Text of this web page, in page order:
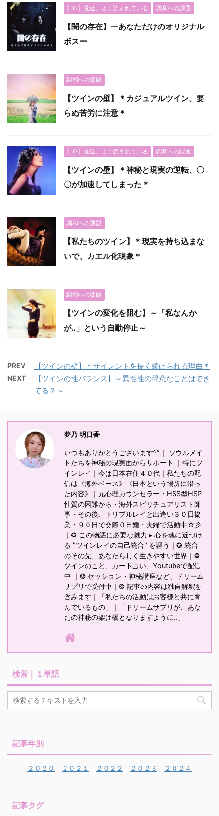
〖☪︎〗最近、よく読まれている 調和への課題
【闇の存在】ーあなただけのオリジナル
ボスー
調和への課題
【ツインの壁】＊カジュアルツイン、要
らぬ苦労に注意＊
〖☪︎〗最近、よく読まれている 調和への課題
【ツインの壁】＊神秘と現実の逆転、〇
〇が加速してしまった＊
調和への課題
【私たちのツイン】＊現実を持ち込まな
いで、カエル化現象＊
調和への課題
【ツインの変化を阻む】～「私なんか
が‥」という自動停止～
PREV 【ツインの壁】＊サイレントを長く続けられる理由＊
NEXT
【ツインの性バランス】～異性性の得意なことはでき
てる？～
夢乃 明日香
いつもありがとうございます^^｜ ソウルメイ
トたちを神秘の現実面からサポート ｜特にツ
インレイ｜今は日本在住４０代｜私たちの配
信は《海外ベース》《日本という場所に沿っ
た内容》｜元心理カウンセラー・HSS型HSP
性質の困難から・海外スピリチュアリスト師
事・その後、トリプルレイと出逢い３０日協
業・９０日で交際０日婚・夫婦で活動中☆彡
｜✪ この物語に必要な魅力 ▸ 心を魂に近づけ
る "ツインレイの自己統合" を謳う｜✪ 統合
のその先、あなたらしく生きやすい世界｜❂
ツインのこと、カード占い、Youtubeで配信
中 ｜❂ セッション・神秘講座など、ドリーム
サプリで受付中｜❂ 記事の内容は独自解釈を
含みます｜「私たちの活動はお客様と共に育
んでいるもの」｜「ドリームサプリが、あな
たの神秘の架け橋となりますように‥」
検索｜１単語
記事年別
２０２０ ２０２１ ２０２２ ２０２３ ２０２４
記事タグ